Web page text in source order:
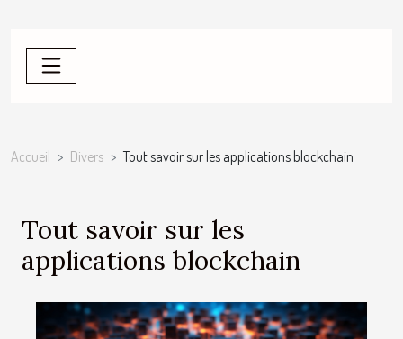
Accueil Divers Tout savoir sur les applications blockchain
Tout savoir sur les
applications blockchain